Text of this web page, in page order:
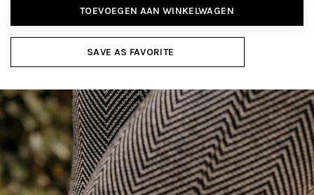
TOEVOEGEN AAN WINKELWAGEN
SAVE AS FAVORITE